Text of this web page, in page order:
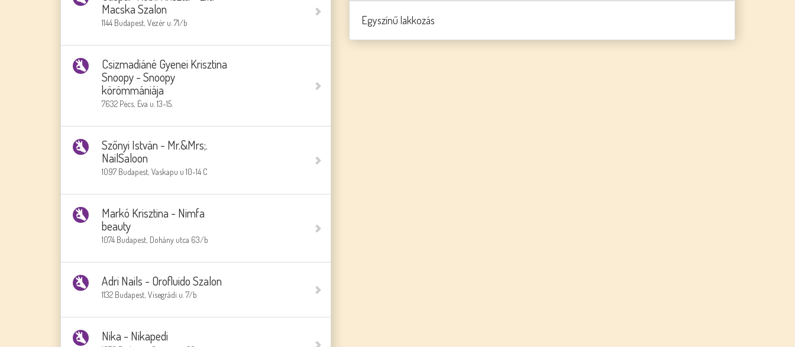
Macska Szalon
1144 Budapest, Vezér u. 71/b
Csizmadiáné Gyenei Krisztina
Snoopy - Snoopy
körömmániája
7632 Pėcs, Ėva u. 13-15.
Szőnyi István - Mr.&Mrs;.
NailSaloon
1097 Budapest, Vaskapu u 10-14 C
Markó Krisztina - Nimfa
beauty
1074 Budapest, Dohány utca 63/b
Adri Nails - Orofluido Szalon
1132 Budapest, Visegrádi u. 7/b
Nika - Nikapedi
Egyszínű lakkozás